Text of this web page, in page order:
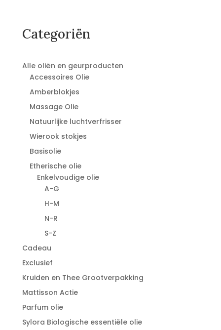
Categoriën
Alle oliën en geurproducten
Accessoires Olie
Amberblokjes
Massage Olie
Natuurlijke luchtverfrisser
Wierook stokjes
Basisolie
Etherische olie
Enkelvoudige olie
A-G
H-M
N-R
S-Z
Cadeau
Exclusief
Kruiden en Thee Grootverpakking
Mattisson Actie
Parfum olie
Sylora Biologische essentiële olie